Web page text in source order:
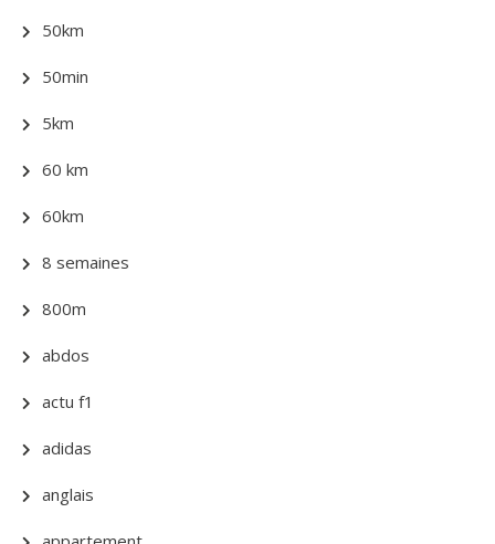
50km
50min
5km
60 km
60km
8 semaines
800m
abdos
actu f1
adidas
anglais